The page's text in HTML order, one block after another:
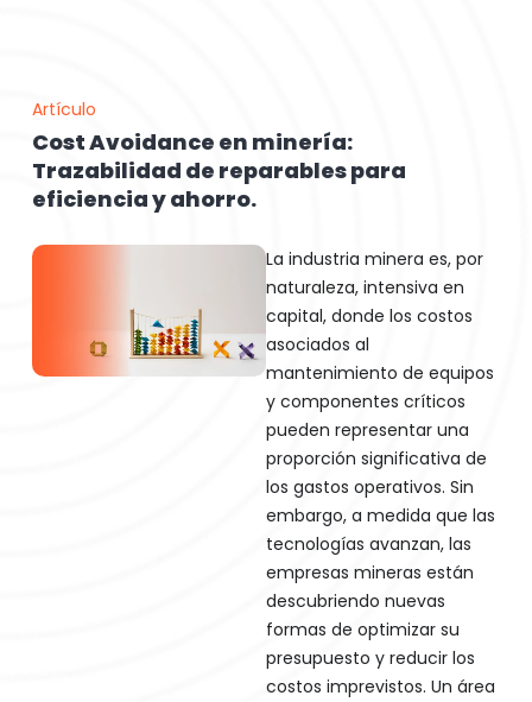
Artículo
Cost Avoidance en minería:
Trazabilidad de reparables para
eficiencia y ahorro.
La industria minera es, por
naturaleza, intensiva en
capital, donde los costos
asociados al
mantenimiento de equipos
y componentes críticos
pueden representar una
proporción significativa de
los gastos operativos. Sin
embargo, a medida que las
tecnologías avanzan, las
empresas mineras están
descubriendo nuevas
formas de optimizar su
presupuesto y reducir los
costos imprevistos. Un área